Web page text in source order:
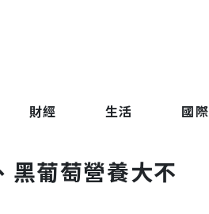
財經 生活 國際
黑葡萄營養大不